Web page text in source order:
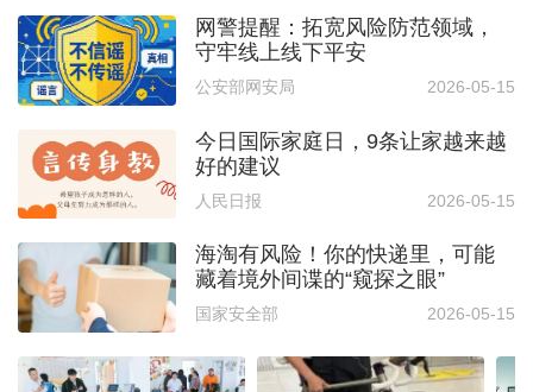
网警提醒：拓宽风险防范领域，
守牢线上线下平安
公安部网安局 2026-05-15
今日国际家庭日，9条让家越来越
好的建议
人民日报 2026-05-15
海淘有风险！你的快递里，可能
藏着境外间谍的“窥探之眼”
国家安全部 2026-05-15